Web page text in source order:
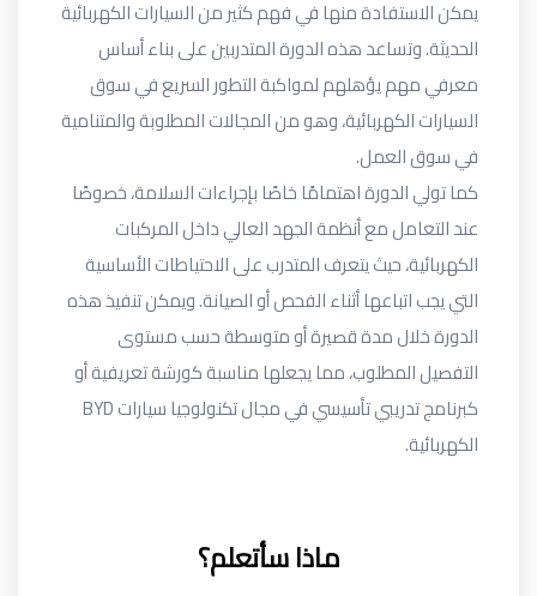
يمكن الاستفادة منها في فهم كثير من السيارات الكهربائية
الحديثة. وتساعد هذه الدورة المتدربين على بناء أساس
معرفي مهم يؤهلهم لمواكبة التطور السريع في سوق
السيارات الكهربائية، وهو من المجالات المطلوبة والمتنامية
في سوق العمل.
كما تولي الدورة اهتمامًا خاصًا بإجراءات السلامة، خصوصًا
عند التعامل مع أنظمة الجهد العالي داخل المركبات
الكهربائية، حيث يتعرف المتدرب على الاحتياطات الأساسية
التي يجب اتباعها أثناء الفحص أو الصيانة. ويمكن تنفيذ هذه
الدورة خلال مدة قصيرة أو متوسطة حسب مستوى
التفصيل المطلوب، مما يجعلها مناسبة كورشة تعريفية أو
كبرنامج تدريبي تأسيسي في مجال تكنولوجيا سيارات BYD
الكهربائية.
ماذا سأتعلم؟